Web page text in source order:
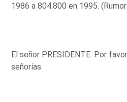
1986 a 804.800 en 1995.
El señor PRESIDENTE. Por
señorías.